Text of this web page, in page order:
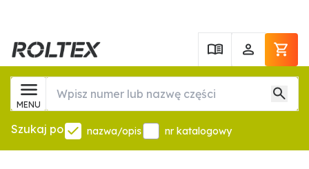
MENU
Szukaj po nazwa/opis nr katalogowy